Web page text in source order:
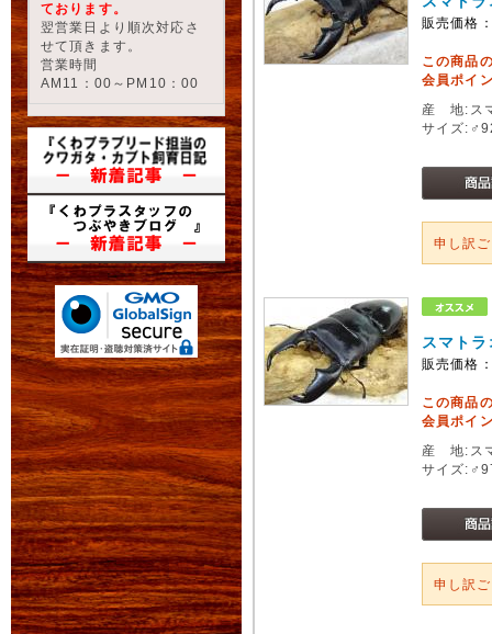
ております。
翌営業日より順次対応さ
せて頂きます。
営業時間
AM11：00～PM10：00
販売価格
この商品
会員ポイ
産 地:ス
サイズ
申し訳
スマト
販売価格
この商品
会員ポイ
産 地:ス
サイズ
申し訳